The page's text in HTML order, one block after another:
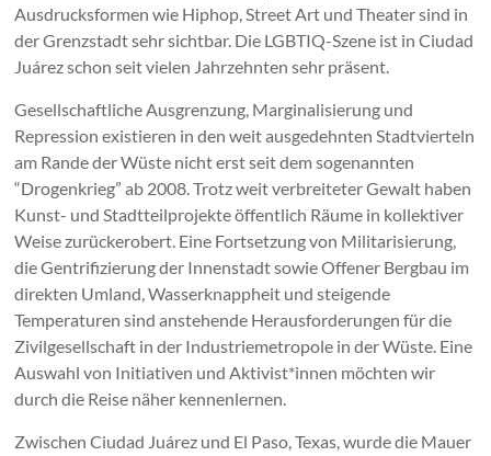
Ausdrucksformen wie Hiphop, Street Art und Theater sind in
der Grenzstadt sehr sichtbar. Die LGBTIQ-Szene ist in Ciudad
Juárez schon seit vielen Jahrzehnten sehr präsent.
Gesellschaftliche Ausgrenzung, Marginalisierung und
Repression existieren in den weit ausgedehnten Stadtvierteln
am Rande der Wüste nicht erst seit dem sogenannten
“Drogenkrieg” ab 2008. Trotz weit verbreiteter Gewalt haben
Kunst- und Stadtteilprojekte öffentlich Räume in kollektiver
Weise zurückerobert. Eine Fortsetzung von Militarisierung,
die Gentrifizierung der Innenstadt sowie Offener Bergbau im
direkten Umland, Wasserknappheit und steigende
Temperaturen sind anstehende Herausforderungen für die
Zivilgesellschaft in der Industriemetropole in der Wüste. Eine
Auswahl von Initiativen und Aktivist*innen möchten wir
durch die Reise näher kennenlernen.
Zwischen Ciudad Juárez und El Paso, Texas, wurde die Mauer